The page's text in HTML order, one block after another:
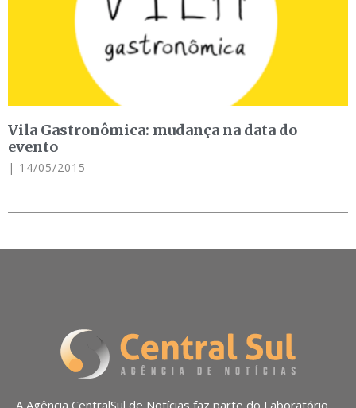
Vila Gastronômica: mudança na data do
evento
14/05/2015
A Agência CentralSul de Notícias faz parte do Laboratório